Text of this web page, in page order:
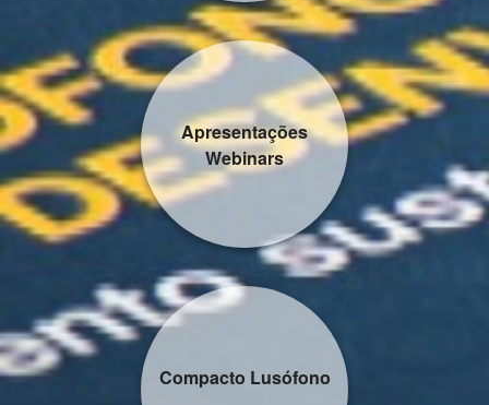
Apresentações
Webinars
Compacto Lusófono